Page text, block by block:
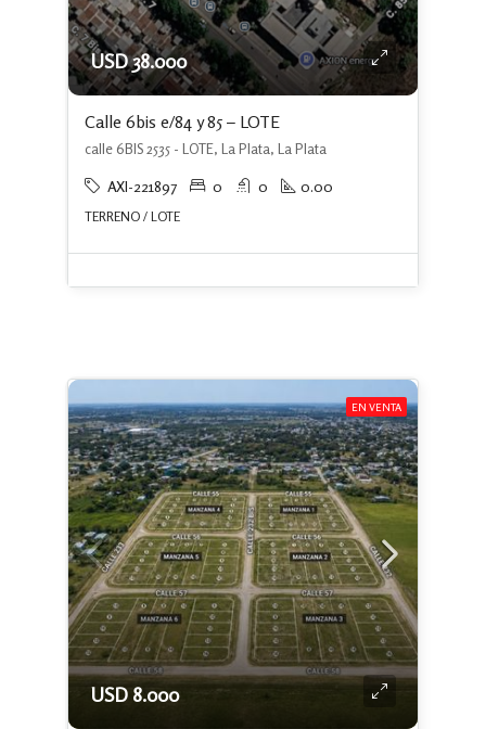
USD 38.000
Calle 6bis e/84 y 85 – LOTE
calle 6BIS 2535 - LOTE, La Plata, La Plata
AXI-221897 0 0 0.00
TERRENO / LOTE
EN VENTA
USD 8.000